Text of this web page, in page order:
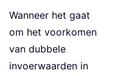
Wanneer het gaat
om het voorkomen
van dubbele
invoerwaarden in